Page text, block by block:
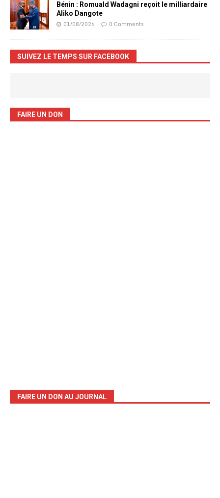
Bénin : Romuald Wadagni reçoit le milliardaire
Aliko Dangote
01/08/2026 0 Comments
SUIVEZ LE TEMPS SUR FACEBOOK
FAIRE UN DON
FAIRE UN DON AU JOURNAL